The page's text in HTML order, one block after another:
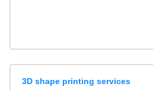
3D shape printing services